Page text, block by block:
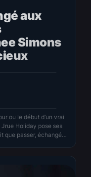
aux
Simons
ou le début d’un vrai
Holiday pose ses
que passer, échangé